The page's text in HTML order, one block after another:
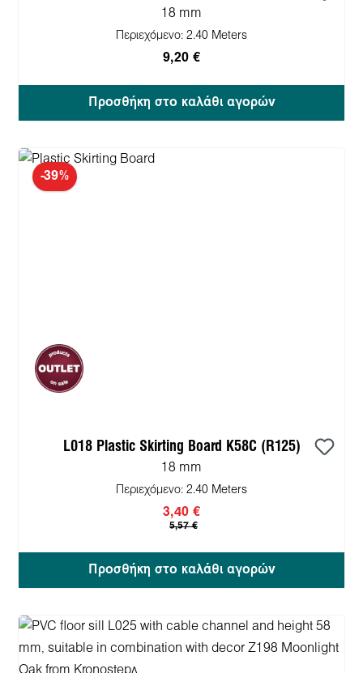
18 mm
Περιεχόμενο: 2.40 Meters
9,20 €
Προσθήκη στο καλάθι αγορών
-39%
L018 Plastic Skirting Board K58C (R125)
18 mm
Περιεχόμενο: 2.40 Meters
3,40 €
5,57 €
Προσθήκη στο καλάθι αγορών